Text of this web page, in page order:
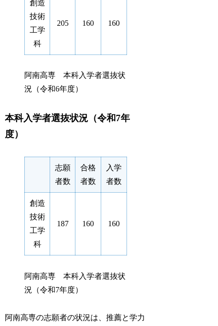
創造
技術
工学
科
205 160 160
阿南高専 本科入学者選抜状
況（令和6年度）
本科入学者選抜状況（令和7年
度）
志願
者数
合格
者数
入学
者数
創造
技術
工学
科
187 160 160
阿南高専 本科入学者選抜状
況（令和7年度）
阿南高専の志願者の状況は、推薦と学力